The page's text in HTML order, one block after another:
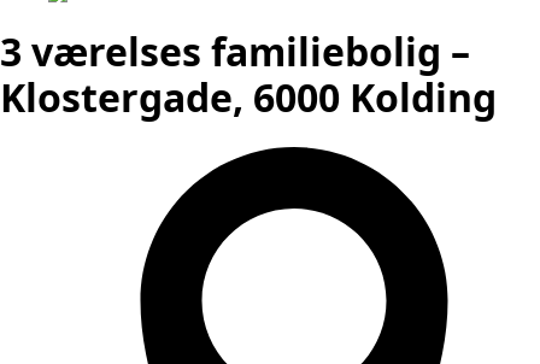
3 værelses familiebolig –
Klostergade, 6000 Kolding